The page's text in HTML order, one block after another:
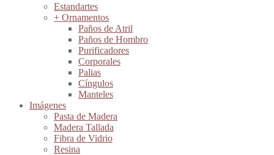
Estandartes
+ Ornamentos
Paños de Atril
Paños de Hombro
Purificadores
Corporales
Palias
Cíngulos
Manteles
Imágenes
Pasta de Madera
Madera Tallada
Fibra de Vidrio
Resina